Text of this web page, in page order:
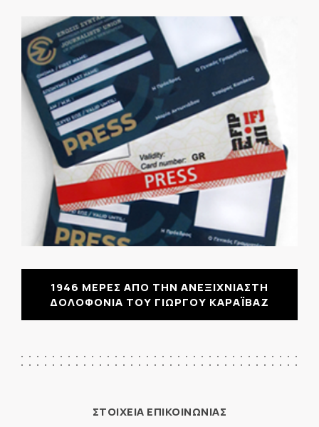
1946 ΜΕΡΕΣ ΑΠΟ ΤΗΝ ΑΝΕΞΙΧΝΙΑΣΤΗ
ΔΟΛΟΦΟΝΙΑ ΤΟΥ ΓΙΩΡΓΟΥ ΚΑΡΑΪΒΑΖ
ΣΤΟΙΧΕΙΑ ΕΠΙΚΟΙΝΩΝΙΑΣ